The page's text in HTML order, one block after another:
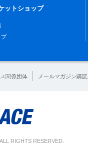
ットショップ
プ
関係団体 メールマガジン購読
RIGHTS RESERVED.